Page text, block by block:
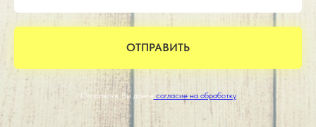
ОТПРАВИТЬ
Отправляя, Вы даетесогласие на обработку